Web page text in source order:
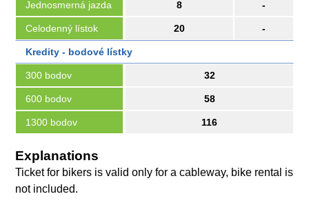
Jednosmerná jazda 8 -
Celodenný lístok 20 -
Kredity - bodové lístky
300 bodov 32
600 bodov 58
1300 bodov 116
Explanations
Ticket for bikers is valid only for a cableway, bike rental is
not included.